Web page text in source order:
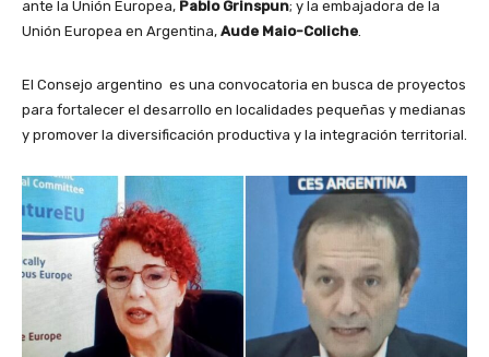
ante la Unión Europea, Pablo Grinspun; y la embajadora de la
Unión Europea en Argentina, Aude Maio-Coliche.
El Consejo argentino es una convocatoria en busca de proyectos
para fortalecer el desarrollo en localidades pequeñas y medianas
y promover la diversificación productiva y la integración territorial.